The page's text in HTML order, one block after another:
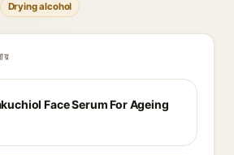
Drying alcohol
Face Serum For Ageing